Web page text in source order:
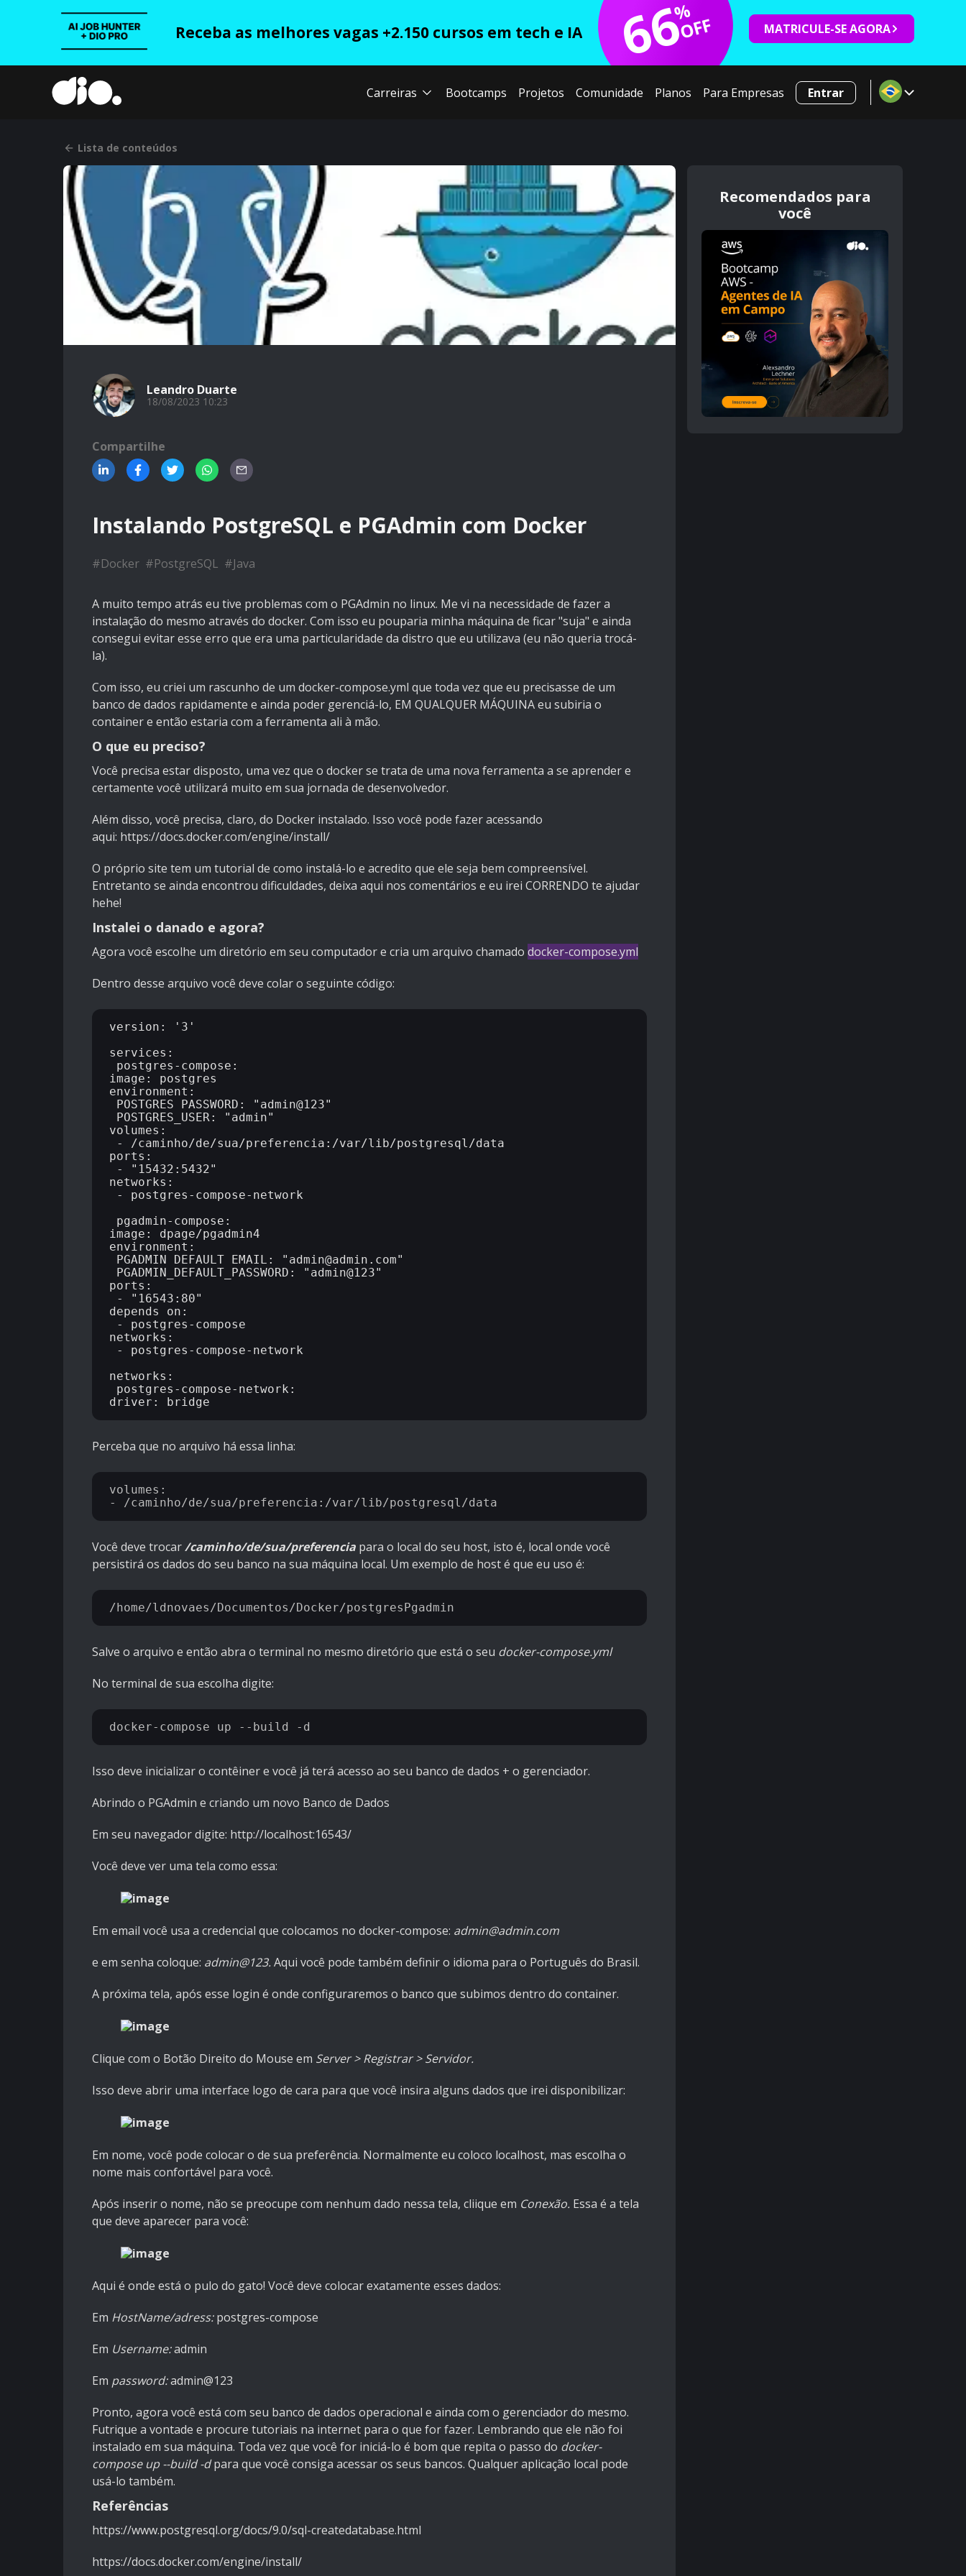
Receba as melhores vagas +2.150 cursos em tech e IA 66
%
OFF MATRICULE-SE AGORA
Carreiras Bootcamps Projetos Comunidade Planos Para Empresas Entrar
Lista de conteúdos
Leandro Duarte
18/08/2023 10:23
Compartilhe
Instalando PostgreSQL e PGAdmin com Docker
#Docker #PostgreSQL #Java
A muito tempo atrás eu tive problemas com o PGAdmin no linux. Me vi na necessidade de fazer a
instalação do mesmo através do docker. Com isso eu pouparia minha máquina de ficar "suja" e ainda
consegui evitar esse erro que era uma particularidade da distro que eu utilizava (eu não queria trocá-
la).
Com isso, eu criei um rascunho de um docker-compose.yml que toda vez que eu precisasse de um
banco de dados rapidamente e ainda poder gerenciá-lo, EM QUALQUER MÁQUINA eu subiria o
container e então estaria com a ferramenta ali à mão.
O que eu preciso?
Você precisa estar disposto, uma vez que o docker se trata de uma nova ferramenta a se aprender e
certamente você utilizará muito em sua jornada de desenvolvedor.
Além disso, você precisa, claro, do Docker instalado. Isso você pode fazer acessando
aqui: https://docs.docker.com/engine/install/
O próprio site tem um tutorial de como instalá-lo e acredito que ele seja bem compreensível.
Entretanto se ainda encontrou dificuldades, deixa aqui nos comentários e eu irei CORRENDO te ajudar
hehe!
Instalei o danado e agora?
Agora você escolhe um diretório em seu computador e cria um arquivo chamado docker-compose.yml
Dentro desse arquivo você deve colar o seguinte código:
version: '3'
services:
postgres-compose:
image: postgres
environment:
POSTGRES_PASSWORD: "admin@123"
POSTGRES_USER: "admin"
volumes:
- /caminho/de/sua/preferencia:/var/lib/postgresql/data
ports:
- "15432:5432"
networks:
- postgres-compose-network
pgadmin-compose:
image: dpage/pgadmin4
environment:
PGADMIN_DEFAULT_EMAIL: "admin@admin.com"
PGADMIN_DEFAULT_PASSWORD: "admin@123"
ports:
- "16543:80"
depends_on:
- postgres-compose
networks:
- postgres-compose-network
networks:
postgres-compose-network:
Perceba que no arquivo há essa linha:
volumes:
Você deve trocar/caminho/de/sua/preferencia para o local do seu host, isto é, local onde você
persistirá os dados do seu banco na sua máquina local. Um exemplo de host é que eu uso é:
Salve o arquivo e então abra o terminal no mesmo diretório que está o seu docker-compose.yml
No terminal de sua escolha digite:
Isso deve inicializar o contêiner e você já terá acesso ao seu banco de dados + o gerenciador.
Abrindo o PGAdmin e criando um novo Banco de Dados
Em seu navegador digite: http://localhost:16543/
Você deve ver uma tela como essa:
Em email você usa a credencial que colocamos no docker-compose: admin@admin.com
e em senha coloque: admin@123.Aqui você pode também definir o idioma para o Português do Brasil.
A próxima tela, após esse login é onde configuraremos o banco que subimos dentro do container.
Clique com o Botão Direito do Mouse em Server > Registrar > Servidor.
Isso deve abrir uma interface logo de cara para que você insira alguns dados que irei disponibilizar:
Em nome, você pode colocar o de sua preferência. Normalmente eu coloco localhost, mas escolha o
nome mais confortável para você.
Após inserir o nome, não se preocupe com nenhum dado nessa tela, cliique em Conexão. Essa é a tela
que deve aparecer para você:
Aqui é onde está o pulo do gato! Você deve colocar exatamente esses dados:
Em HostName/adress:postgres-compose
Em Username:admin
Em password:admin@123
Pronto, agora você está com seu banco de dados operacional e ainda com o gerenciador do mesmo.
Futrique a vontade e procure tutoriais na internet para o que for fazer. Lembrando que ele não foi
instalado em sua máquina. Toda vez que você for iniciá-lo é bom que repita o passo do docker-
compose up --build -dpara que você consiga acessar os seus bancos. Qualquer aplicação local pode
usá-lo também.
Referências
https://www.postgresql.org/docs/9.0/sql-createdatabase.html
https://docs.docker.com/engine/install/
Recomendados para
você